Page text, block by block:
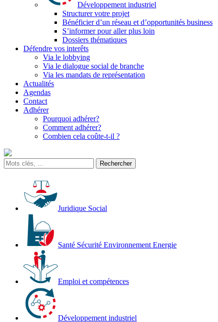
Développement industriel
Structurer votre projet
Bénéficier d’un réseau et d’opportunités business
S’informer pour aller plus loin
Dossiers thématiques
Défendre vos interêts
Via le lobbying
Via le dialogue social de branche
Via les mandats de représentation
Actualités
Agendas
Contact
Adhérer
Pourquoi adhérer?
Comment adhérer?
Combien cela coûte-t-il ?
Juridique Social
Santé Sécurité Environnement Energie
Emploi et compétences
Développement industriel